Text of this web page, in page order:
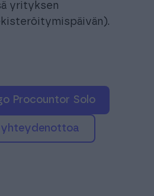
yrityksen
Procountor Solo
yhteydenottoa